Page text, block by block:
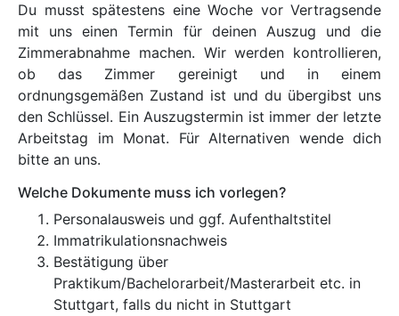
Du musst spätestens eine Woche vor Vertragsende
mit uns einen Termin für deinen Auszug und die
Zimmerabnahme machen. Wir werden kontrollieren,
ob das Zimmer gereinigt und in einem
ordnungsgemäßen Zustand ist und du übergibst uns
den Schlüssel. Ein Auszugstermin ist immer der letzte
Arbeitstag im Monat. Für Alternativen wende dich
bitte an uns.
Welche Dokumente muss ich vorlegen?
Personalausweis und ggf. Aufenthaltstitel
Immatrikulationsnachweis
Bestätigung über
Praktikum/Bachelorarbeit/Masterarbeit etc. in
Stuttgart, falls du nicht in Stuttgart